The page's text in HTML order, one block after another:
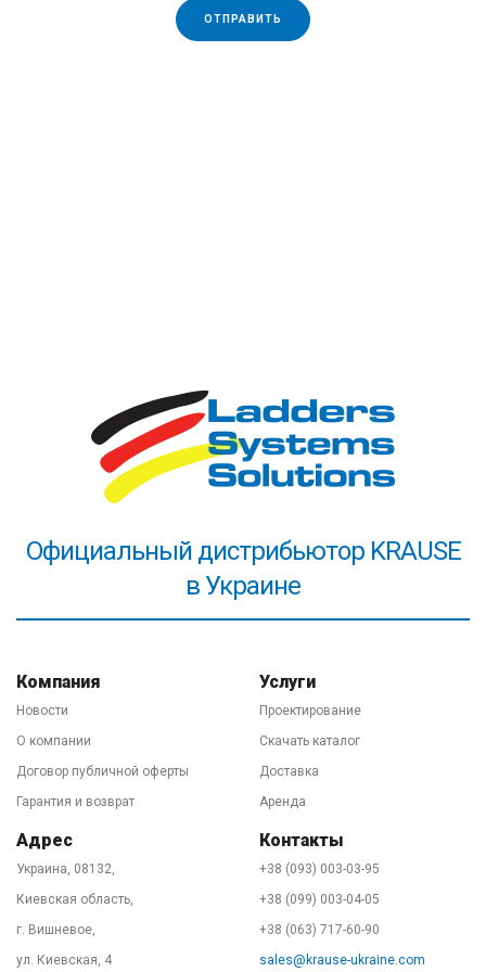
лестницах, смогут подсказать правильное решение
Особенно это любопытно звучит на сайтах, которые
продают контрабандный товар. Интересно, как
покупатель может решить свой вопрос если
производитель находится в другой стране? Мы
представительство на основании соглашения с
заводом-изготовителем. Хотя, скажем по секрету))),
нам легко давать гарантию на лестницы KRAUSE,
потому что они не ломаются при правильной
ознакомьтесь с
правилами безопасного
использования высотного оборудования
товара и/или на нашем сайте.
ОТПРАВИТЬ
Официальный дистрибьютор KRAUSE
в Украине
Компания
Новости
О компании
Договор публичной оферты
Гарантия и возврат
Услуги
Проектирование
Скачать каталог
Доставка
Аренда
Адрес
Украина, 08132,
Киевская область,
г. Вишневое,
ул. Киевская, 4
Контакты
+38 (093) 003-03-95
+38 (099) 003-04-05
+38 (063) 717-60-90
sales@krause-ukraine.com